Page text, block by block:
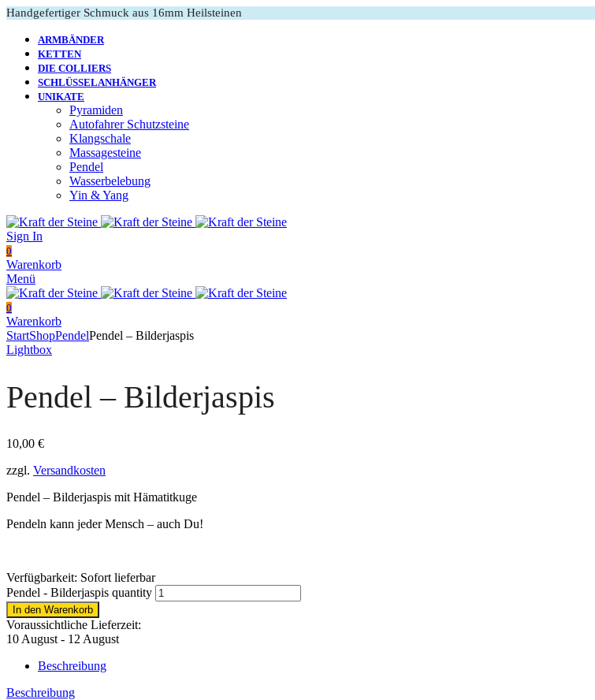
Handgefertiger Schmuck aus 16mm Heilsteinen
ARMBÄNDER
KETTEN
DIE COLLIERS
SCHLÜSSELANHÄNGER
UNIKATE
Pyramiden
Autofahrer Schutzsteine
Klangschale
Massagesteine
Pendel
Wasserbelebung
Yin & Yang
Sign In
0
Warenkorb
Menü
0
Warenkorb
StartShopPendelPendel – Bilderjaspis
Lightbox
Pendel – Bilderjaspis
10,00 €
zzgl. Versandkosten
Pendel – Bilderjaspis mit Hämatitkuge
Pendeln kann jeder Mensch – auch Du!
Verfügbarkeit: Sofort lieferbar
Pendel - Bilderjaspis quantity
In den Warenkorb
Voraussichtliche Lieferzeit:
10 August - 12 August
Beschreibung
Beschreibung